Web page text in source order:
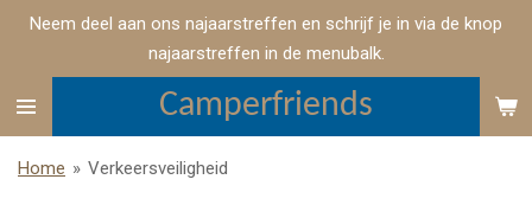
Ga
de
Camperfriends
Neem deel aan ons najaarstreffen en schrijf je in via de knop
najaarstreffen in de menubalk.
Home » Verkeersveiligheid